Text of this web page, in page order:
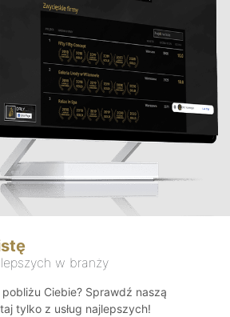
w branży
Ciebie? Sprawdź naszą
tylko z usług najlepszych!